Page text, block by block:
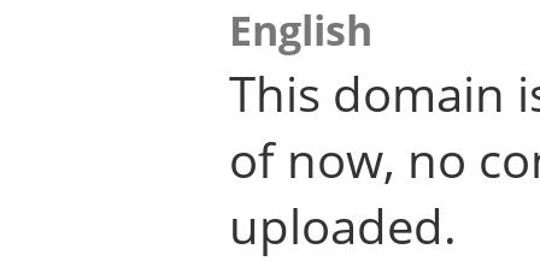
English
This domain
of now, no
uploaded.